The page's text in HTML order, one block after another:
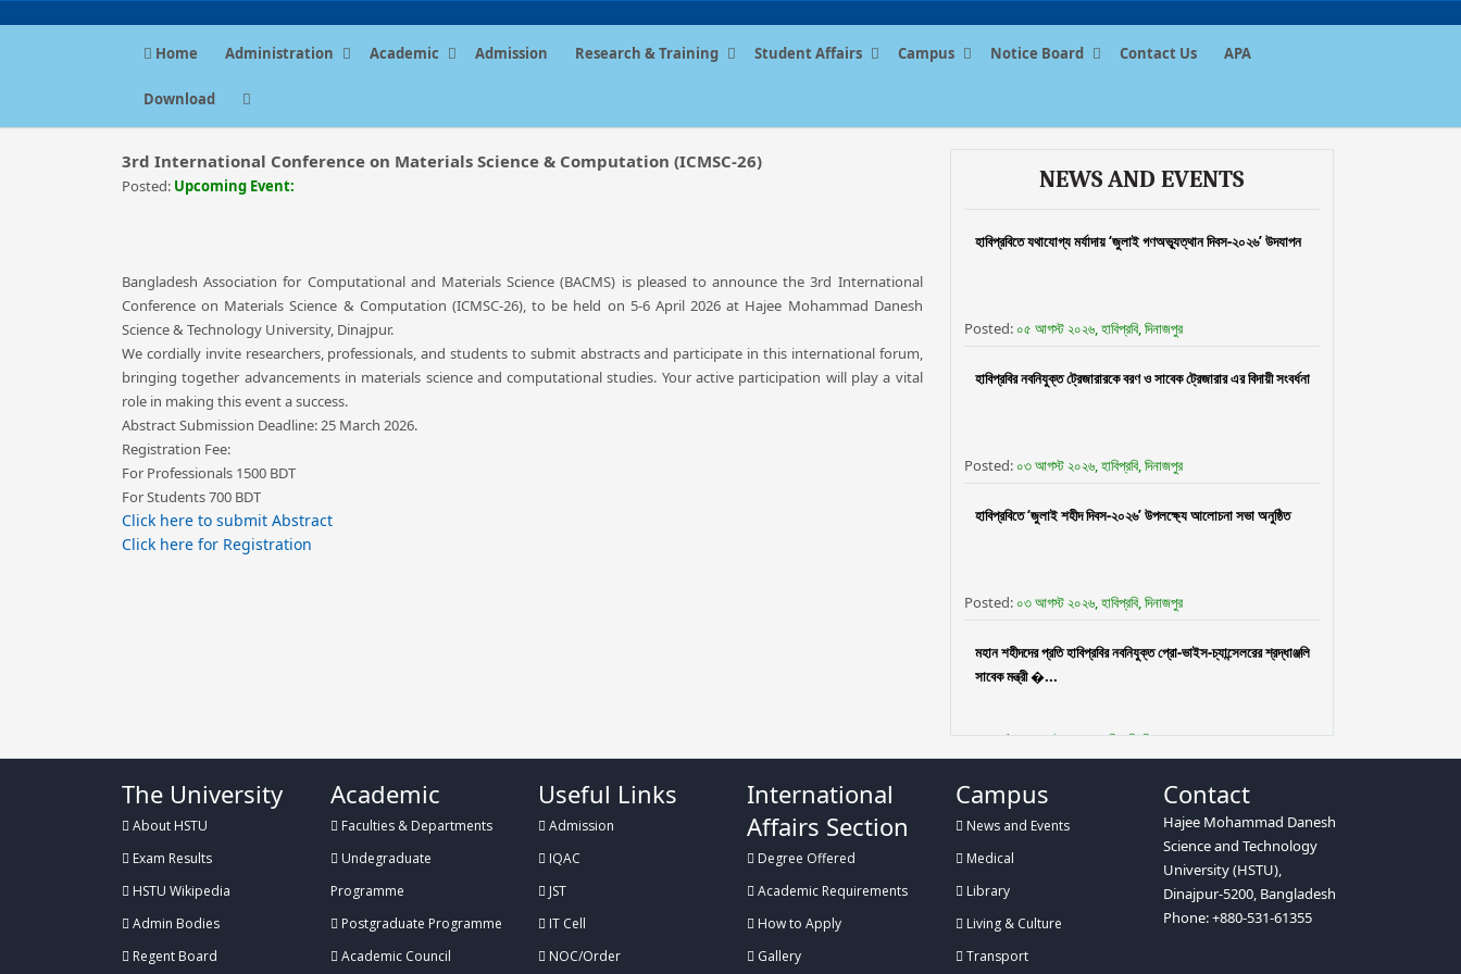
Home Administration Academic Admission Research & Training Student Affairs Campus Notice Board Contact Us APA
Download
3rd International Conference on Materials Science & Computation (ICMSC‑26)
Posted: Upcoming Event:
Bangladesh Association for Computational and Materials Science (BACMS) is pleased to announce the 3rd International
Conference on Materials Science & Computation (ICMSC-26), to be held on 5-6 April 2026 at Hajee Mohammad Danesh
Science & Technology University, Dinajpur.
We cordially invite researchers, professionals, and students to submit abstracts and participate in this international forum,
bringing together advancements in materials science and computational studies. Your active participation will play a vital
role in making this event a success.
Abstract Submission Deadline: 25 March 2026.
Registration Fee:
For Professionals 1500 BDT
For Students 700 BDT
Click here to submit Abstract
Click here for Registration
NEWS AND EVENTS
হাবিপ্রবিতে যথাযোগ্য মর্যাদায় ‘জুলাই গণঅভ্যূত্থান দিবস-২০২৬’ উদযাপন
Posted: ০৫ আগস্ট ২০২৬, হাবিপ্রবি, দিনাজপুর
হাবিপ্রবির নবনিযুক্ত ট্রেজারারকে বরণ ও সাবেক ট্রেজারার এর বিদায়ী সংবর্ধনা
Posted: ০৩ আগস্ট ২০২৬, হাবিপ্রবি, দিনাজপুর
হাবিপ্রবিতে ‘জুলাই শহীদ দিবস-২০২৬’ উপলক্ষ্যে আলোচনা সভা অনুষ্ঠিত
Posted: ০৩ আগস্ট ২০২৬, হাবিপ্রবি, দিনাজপুর
মহান শহীদদের প্রতি হাবিপ্রবির নবনিযুক্ত প্রো-ভাইস-চ্যান্সেলরের শ্রদ্ধাঞ্জলি
সাবেক মন্ত্রী �...
Posted:৩০ জুলাই ২০২৬, হাবিপ্রবি, দিনাজপুর
ফুলেল শুভেচ্ছায় নবনিযুক্ত প্রো-ভাইস-চ্যান্সেলর প্রফেসর ড. মো. নওশের
ওয়ানকে বরণ করলেন হাবিপ্রব...
হাবিপ্রবিতে বিজয় ২৪ হল ফুটবল টুর্নামেন্টের উদ্বোধন
The University
About HSTU
Exam Results
HSTU Wikipedia
Admin Bodies
Regent Board
Academic
Faculties & Departments
Undegraduate
Programme
Postgraduate Programme
Academic Council
Useful Links
Admission
IQAC
JST
IT Cell
NOC/Order
International
Affairs Section
Degree Offered
Academic Requirements
How to Apply
Gallery
Campus
News and Events
Medical
Library
Living & Culture
Transport
Contact
Hajee Mohammad Danesh
Science and Technology
University (HSTU),
Dinajpur-5200, Bangladesh
Phone: +880-531-61355